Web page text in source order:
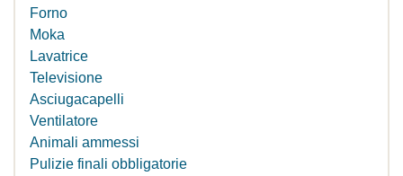
Forno
Moka
Lavatrice
Televisione
Asciugacapelli
Ventilatore
Animali ammessi
Pulizie finali obbligatorie